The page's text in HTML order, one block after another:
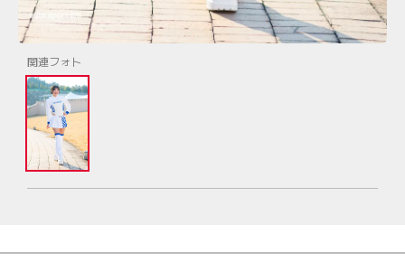
関連フォト